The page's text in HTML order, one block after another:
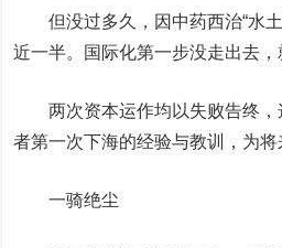
但没过多久，因中药西治“水土
近一半。国际化第一步没走出去，
两次资本运作均以失败告终，
者第一次下海的经验与教训，为将
一骑绝尘